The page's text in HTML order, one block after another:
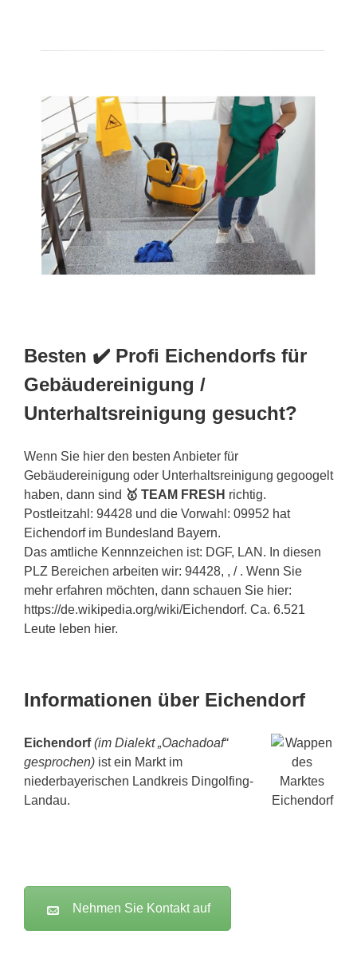
Besten ✔️ Profi Eichendorfs für
Gebäudereinigung /
Unterhaltsreinigung gesucht?
Wenn Sie hier den besten Anbieter für
Gebäudereinigung oder Unterhaltsreinigung gegoogelt
haben, dann sind 🥇 TEAM FRESH richtig.
Postleitzahl: 94428 und die Vorwahl: 09952 hat
Eichendorf im Bundesland Bayern.
Das amtliche Kennnzeichen ist: DGF, LAN. In diesen
PLZ Bereichen arbeiten wir: 94428, , / . Wenn Sie
mehr erfahren möchten, dann schauen Sie hier:
https://de.wikipedia.org/wiki/Eichendorf. Ca. 6.521
Leute leben hier.
Informationen über Eichendorf
Eichendorf (im Dialekt „Oachadoaf“
gesprochen) ist ein Markt im
niederbayerischen Landkreis Dingolfing-
Landau.
Nehmen Sie Kontakt auf